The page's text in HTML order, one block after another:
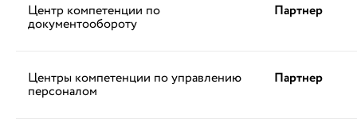
Центр компетенции по
документообороту
Партнер
Центры компетенции по управлению
персоналом
Партнер